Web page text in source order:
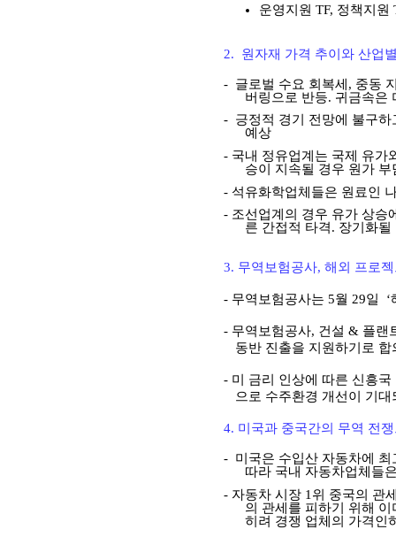
운영지원 TF, 정책지원
2. 원자재 가격 추이와 산업
- 글로벌 수요 회복세 , 중동
버링으로 반등. 귀금속은
- 긍정적 경기 전망에 불구
예상
- 국내 정유업계는 국제 유가
승이 지속될 경우 원가
- 석유화학업체들은 원료인
- 조선업계의 경우 유가 상승
른 간접적 타격. 장기화될
3. 무역보험공사, 해외 프로
- 무역보험공사는 5월 29일
- 무역보험공사, 건설 & 플랜
동반 진출을 지원하기로 합
- 미 금리 인상에 따른 신흥
으로 수주환경 개선이 기대
4. 미국과 중국간의 무역 전
- 미국은 수입산 자동차에 최
따라 국내 자동차업체들
- 자동차 시장1 위 중국의 관
의 관세를 피하기 위해
히려 경쟁 업체의 가격인